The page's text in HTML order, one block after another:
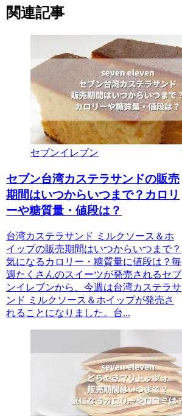
関連記事
セブンイレブン
セブン台湾カステラサンドの販売
期間はいつからいつまで？カロリ
ーや糖質量・値段は？
台湾カステラサンド ミルクソース＆ホ
イップの販売期間はいつからいつまで？
気になるカロリー・糖質量に値段は？毎
週たくさんのスイーツが発売されるセブ
ンイレブンから、今週は台湾カステラサ
ンド ミルクソース＆ホイップが発売さ
れることになりました。台...